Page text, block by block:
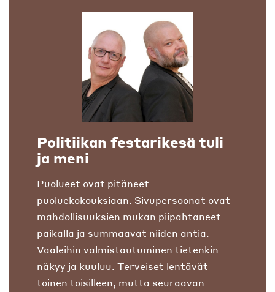
Politiikan festarikesä tuli
ja meni
Puolueet ovat pitäneet
puoluekokouksiaan. Sivupersoonat ovat
mahdollisuuksien mukan piipahtaneet
paikalla ja summaavat niiden antia.
Vaaleihin valmistautuminen tietenkin
näkyy ja kuuluu. Terveiset lentävät
toinen toisilleen, mutta seuraavan